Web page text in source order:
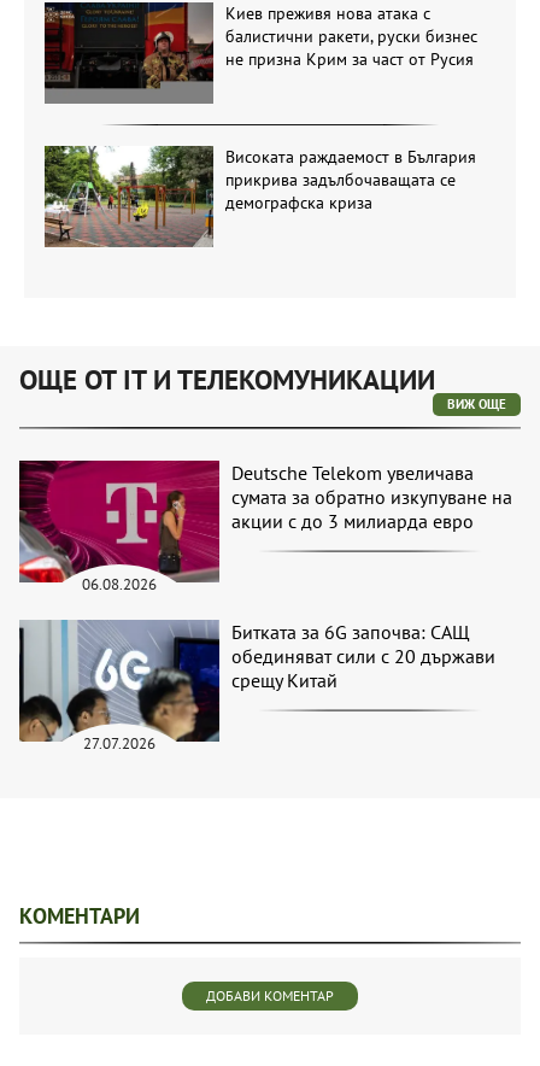
Киев преживя нова атака с
балистични ракети, руски бизнес
не призна Крим за част от Русия
Високата раждаемост в България
прикрива задълбочаващата се
демографска криза
ОЩЕ ОТ IT И ТЕЛЕКОМУНИКАЦИИ
ВИЖ ОЩЕ
06.08.2026
Deutsche Telekom увеличава
сумата за обратно изкупуване на
акции с до 3 милиарда евро
27.07.2026
Битката за 6G започва: САЩ
обединяват сили с 20 държави
срещу Китай
КОМЕНТАРИ
ДОБАВИ КОМЕНТАР